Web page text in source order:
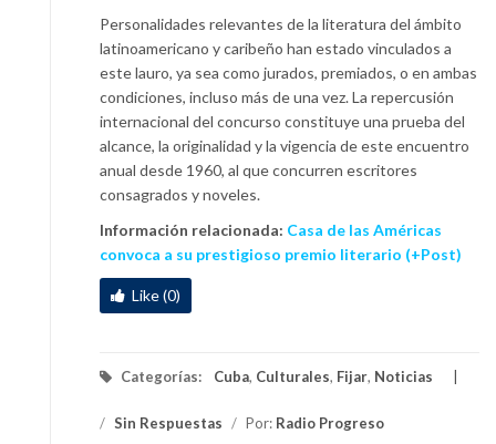
Personalidades relevantes de la literatura del ámbito
latinoamericano y caribeño han estado vinculados a
este lauro, ya sea como jurados, premiados, o en ambas
condiciones, incluso más de una vez. La repercusión
internacional del concurso constituye una prueba del
alcance, la originalidad y la vigencia de este encuentro
anual desde 1960, al que concurren escritores
consagrados y noveles.
Información relacionada: Casa de las Américas
convoca a su prestigioso premio literario (+Post)
Like (0)
Categorías: Cuba, Culturales, Fijar, Noticias
/ Sin Respuestas / Por: Radio Progreso